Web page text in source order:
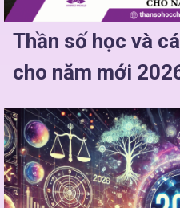
Thần số học và
cho năm mới